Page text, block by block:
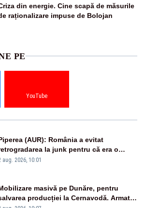
din energie. Cine scapă de măsurile
raționalizare impuse de Bolojan
PE
YouTube
(AUR): România a evitat
la junk pentru că era o
pentru bănci și fondurile de
aug. 2026, 10:01
masivă pe Dunăre, pentru
producției la Cernavodă. Armata